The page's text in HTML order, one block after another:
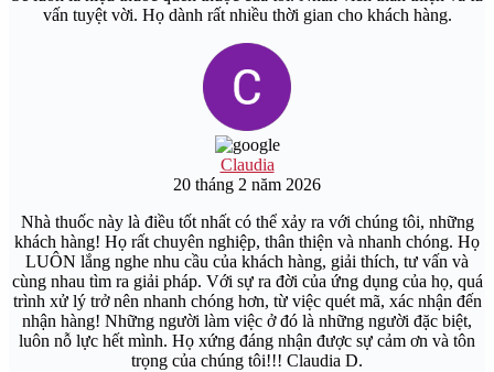
vấn tuyệt vời. Họ dành rất nhiều thời gian cho khách hàng.
Claudia
20 tháng 2 năm 2026
Nhà thuốc này là điều tốt nhất có thể xảy ra với chúng tôi, những
khách hàng! Họ rất chuyên nghiệp, thân thiện và nhanh chóng. Họ
LUÔN lắng nghe nhu cầu của khách hàng, giải thích, tư vấn và
cùng nhau tìm ra giải pháp. Với sự ra đời của ứng dụng của họ, quá
trình xử lý trở nên nhanh chóng hơn, từ việc quét mã, xác nhận đến
nhận hàng! Những người làm việc ở đó là những người đặc biệt,
luôn nỗ lực hết mình. Họ xứng đáng nhận được sự cảm ơn và tôn
trọng của chúng tôi!!! Claudia D.